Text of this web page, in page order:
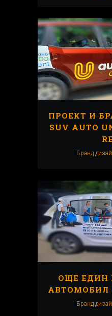
ПРОЕКТ И
SUV AUTO
Бранд
ОЩЕ ЕДИН
АВТОМОБИЛ
Бранд